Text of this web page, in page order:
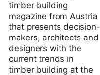
timber building
magazine from Austria
that presents decision-
makers, architects and
designers with the
current trends in
timber building at the